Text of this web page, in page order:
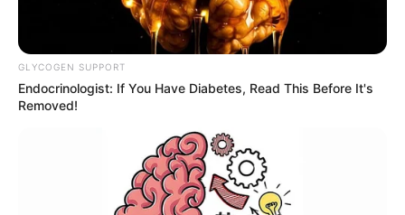
GLYCOGEN SUPPORT
Endocrinologist: If You Have Diabetes, Read This Before It's
Removed!